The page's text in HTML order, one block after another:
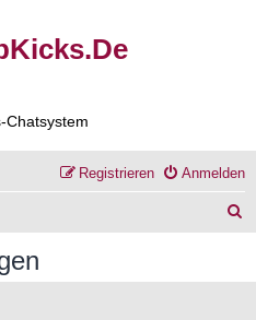
Chatsystem
Anmelden
Registrieren